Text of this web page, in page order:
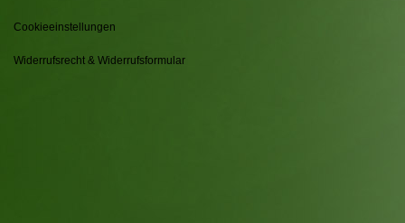
Cookieeinstellungen
Widerrufsrecht & Widerrufsformular